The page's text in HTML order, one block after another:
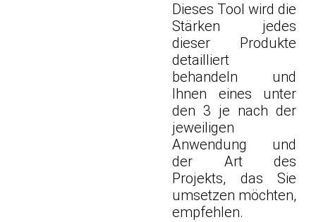
Dieses Tool wird die
Stärken jedes
dieser Produkte
detailliert
behandeln und
Ihnen eines unter
den 3 je nach der
jeweiligen
Anwendung und
der Art des
Projekts, das Sie
umsetzen möchten,
empfehlen.